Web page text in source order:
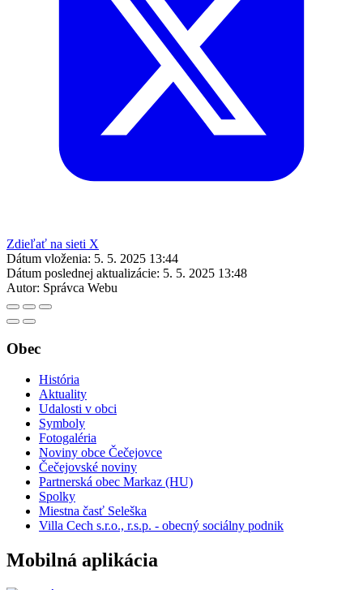
Zdieľať na sieti X
Dátum vloženia: 5. 5. 2025 13:44
Dátum poslednej aktualizácie: 5. 5. 2025 13:48
Autor: Správca Webu
Obec
História
Aktuality
Udalosti v obci
Symboly
Fotogaléria
Noviny obce Čečejovce
Čečejovské noviny
Partnerská obec Markaz (HU)
Spolky
Miestna časť Seleška
Villa Cech s.r.o., r.s.p. - obecný sociálny podnik
Mobilná aplikácia